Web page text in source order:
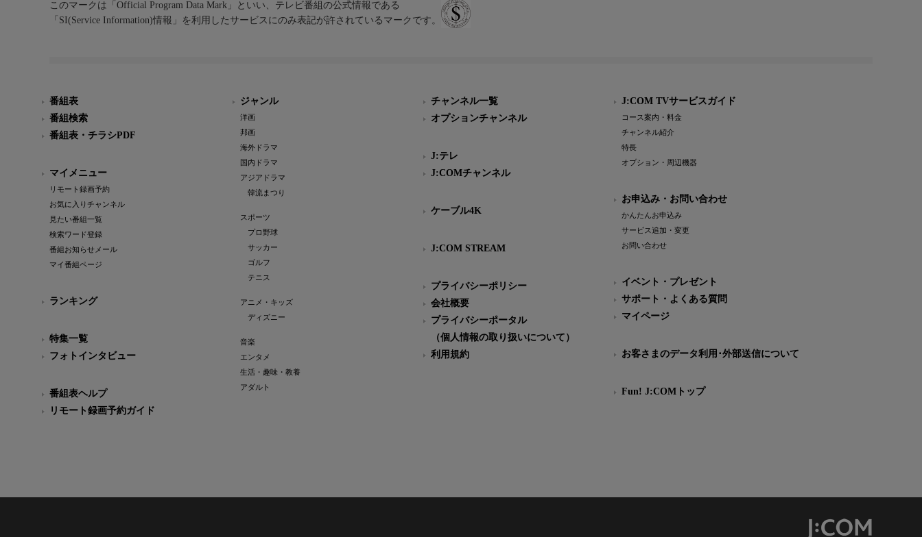
このマークは「Official Program Data Mark」といい、テレビ番組の公式情報である
「SI(Service Information)情報」を利用したサービスにのみ表記が許されているマークです。
番組表
番組検索
番組表・チラシPDF
マイメニュー
リモート録画予約
お気に入りチャンネル
見たい番組一覧
検索ワード登録
番組お知らせメール
マイ番組ページ
ランキング
特集一覧
フォトインタビュー
番組表ヘルプ
リモート録画予約ガイド
ジャンル
洋画
邦画
海外ドラマ
国内ドラマ
アジアドラマ
韓流まつり
スポーツ
プロ野球
サッカー
ゴルフ
テニス
アニメ・キッズ
ディズニー
音楽
エンタメ
生活・趣味・教養
アダルト
チャンネル一覧
オプションチャンネル
J:テレ
J:COMチャンネル
ケーブル4K
J:COM STREAM
プライバシーポリシー
会社概要
プライバシーポータル
（個人情報の取り扱いについて）
利用規約
J:COM TVサービスガイド
コース案内・料金
チャンネル紹介
特長
オプション・周辺機器
お申込み・お問い合わせ
かんたんお申込み
サービス追加・変更
お問い合わせ
イベント・プレゼント
サポート・よくある質問
マイページ
お客さまのデータ利用･外部送信について
Fun! J:COMトップ